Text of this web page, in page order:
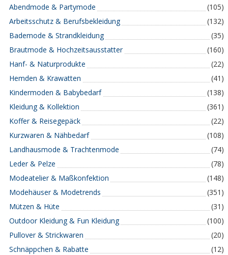
Abendmode & Partymode
(105)
Arbeitsschutz & Berufsbekleidung
(132)
Bademode & Strandkleidung
(35)
Brautmode & Hochzeitsausstatter
(160)
Hanf- & Naturprodukte
(22)
Hemden & Krawatten
(41)
Kindermoden & Babybedarf
(138)
Kleidung & Kollektion
(361)
Koffer & Reisegepäck
(22)
Kurzwaren & Nähbedarf
(108)
Landhausmode & Trachtenmode
(74)
Leder & Pelze
(78)
Modeatelier & Maßkonfektion
(148)
Modehäuser & Modetrends
(351)
Mützen & Hüte
(31)
Outdoor Kleidung & Fun Kleidung
(100)
Pullover & Strickwaren
(20)
Schnäppchen & Rabatte
(12)